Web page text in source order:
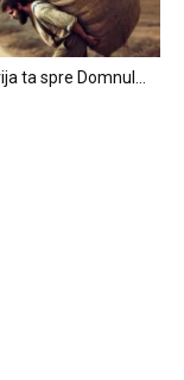
ta spre Domnul…